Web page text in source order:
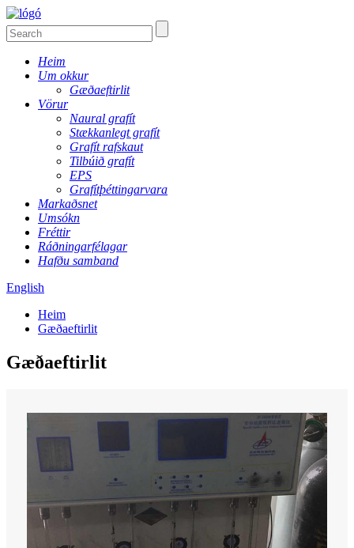
Heim
Um okkur
Gæðaeftirlit
Vörur
Naural grafít
Stækkanlegt grafít
Grafít rafskaut
Tilbúið grafít
EPS
Grafítþéttingarvara
Markaðsnet
Umsókn
Fréttir
Ráðningarfélagar
Hafðu samband
English
Heim
Gæðaeftirlit
Gæðaeftirlit